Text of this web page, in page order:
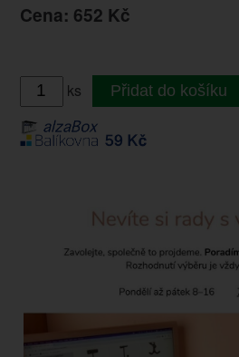
Cena: 652 Kč
ks Přidat do košíku